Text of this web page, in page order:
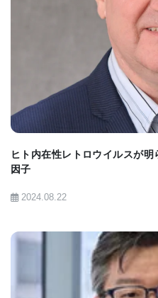
「このニッカーゼがこれ
じられなかった。この新
哺乳類の遺伝子変異を修
可能性がある」とロイ博
「このプロセスがヒトの
るのか、また、どのよう
の原因となる突然変異を
は、何らかの調整が必要
ード博士は述べている。
ヒト内在性レトロウイルスが
因子
2024.08.22